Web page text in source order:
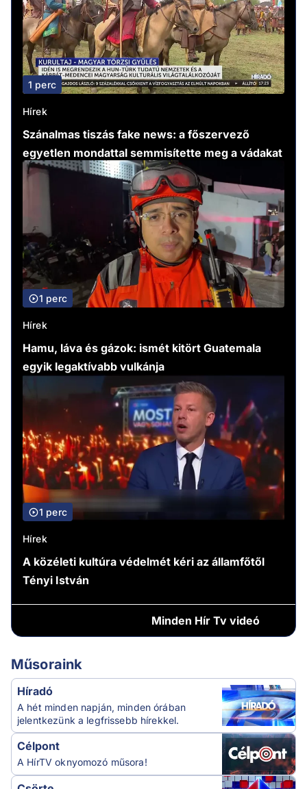
1 perc
Hírek
Szánalmas tiszás fake news: a főszervező
egyetlen mondattal semmisítette meg a vádakat
1 perc
Hírek
Hamu, láva és gázok: ismét kitört Guatemala
egyik legaktívabb vulkánja
1 perc
Hírek
A közéleti kultúra védelmét kéri az államfőtől
Tényi István
Minden Hír Tv videó
Műsoraink
Híradó
A hét minden napján, minden órában
jelentkezünk a legfrissebb hírekkel.
Célpont
A HírTV oknyomozó műsora!